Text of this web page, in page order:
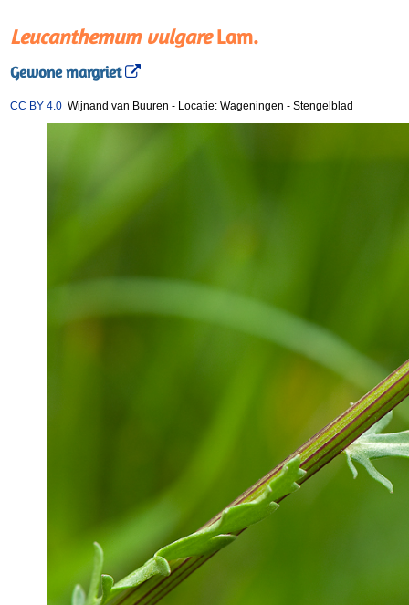
Leucanthemum vulgareLam.
Gewone margriet
CC BY 4.0 Wijnand van Buuren - Locatie: Wageningen - Stengelblad